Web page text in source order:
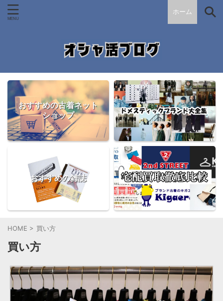
ホーム
おすすめの古着ネット
ショップ
おすすめの雑誌
HOME > 買い方
買い方